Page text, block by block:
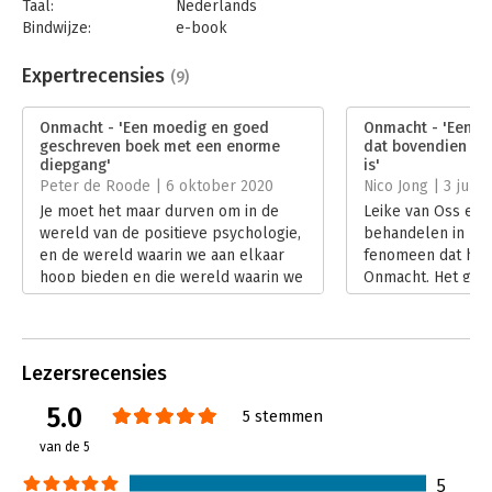
Taal:
Nederlands
Bindwijze:
e-book
Bestandsformaat:
epub
Uitgever:
Boom
Druk:
1
Verschijningsdatum:
Hoofdrubriek: Organisatiekunde
Expertrecensies (9)
Onmacht - 'Een moedig en goed
geschreven boek met een enorme
diepgang'
Peter de Roode | 6 oktober 2020
Je moet het maar durven om in de
wereld van de positieve psychologie,
en de wereld waarin we aan elkaar
hoop bieden en die wereld waarin we
geen problemen zien maar
die een tegengeluid laat horen en de
Onmacht van de (werkende) mens
Lees verder
Onmacht - 'Een
dat bovendien
is'
Nico Jong | 3 juli
Leike van Oss en
behandelen in
fenomeen dat
Onmacht. Het
soort onmacht
maatschappij.
Lezersrecensies
5.0
van de 5
5 stemmen
5